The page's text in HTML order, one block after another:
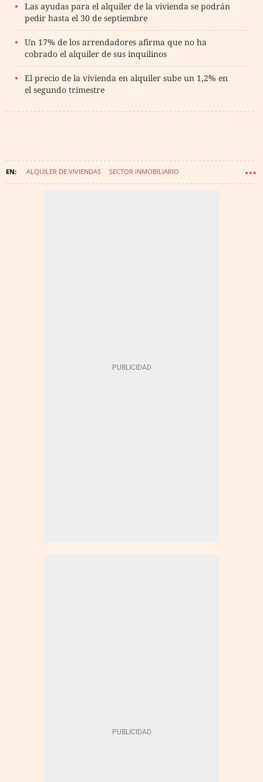
Las ayudas para el alquiler de la vivienda se podrán
pedir hasta el 30 de septiembre
Un 17% de los arrendadores afirma que no ha
cobrado el alquiler de sus inquilinos
El precio de la vivienda en alquiler sube un 1,2% en
el segundo trimestre
ALQUILER DE VIVIENDAS SECTOR INMOBILIARIO